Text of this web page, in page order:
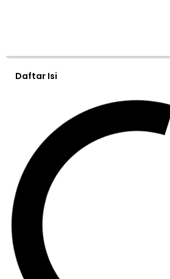
Daftar Isi